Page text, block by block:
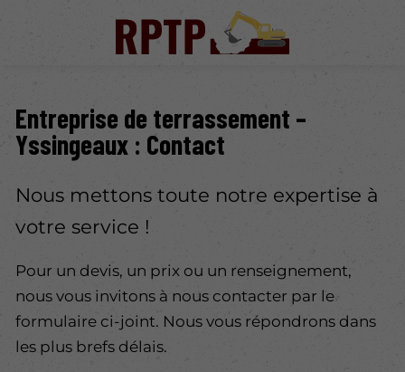
Entreprise de terrassement –
Yssingeaux : Contact
Nous mettons toute notre expertise à
votre service !
Pour un devis, un prix ou un renseignement,
nous vous invitons à nous contacter par le
formulaire ci-joint. Nous vous répondrons dans
les plus brefs délais.